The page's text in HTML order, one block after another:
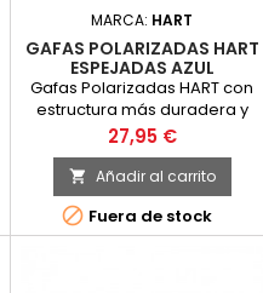
MARCA: HART
GAFAS POLARIZADAS HART
ESPEJADAS AZUL
Gafas Polarizadas HART con
estructura más duradera y
cómoda, gracias a su
composición en polímero
TR90, ideal para una gafa
deportiva.Son flotantes e
incluyen estuche rígido rojo
de Hart, gamuza y cinta.
Precio
27,95 €
 Añadir al carrito
 Fuera de stock